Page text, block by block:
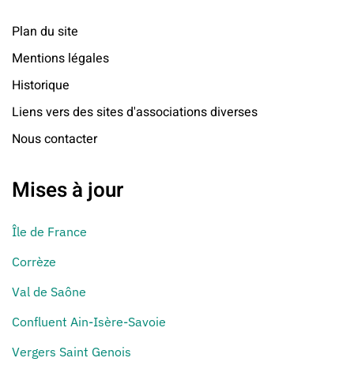
Plan du site
Mentions légales
Historique
Liens vers des sites d'associations diverses
Nous contacter
Mises à jour
Île de France
Corrèze
Val de Saône
Confluent Ain-Isère-Savoie
Vergers Saint Genois